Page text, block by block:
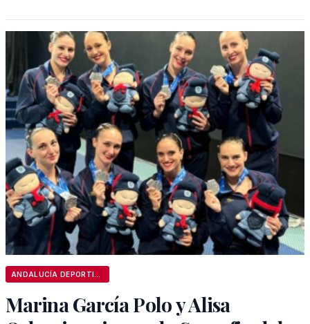
Marina García Polo y Alisa